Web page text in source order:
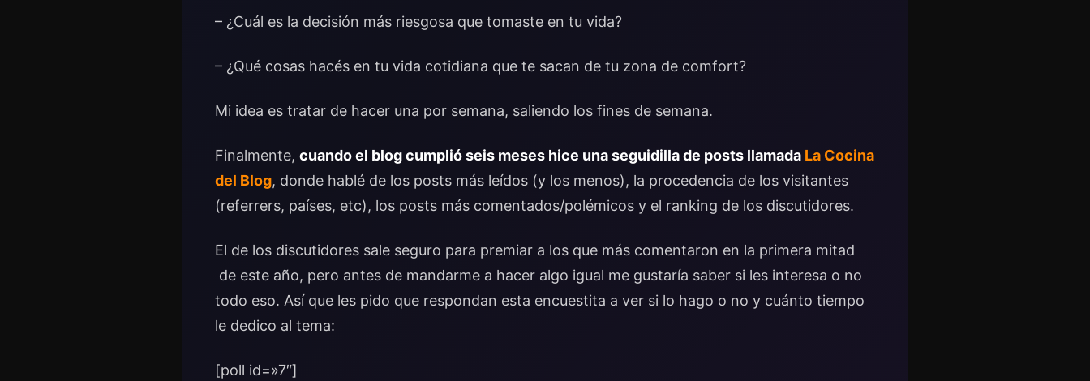
– ¿Cuál es la decisión más riesgosa que tomaste en tu vida?
– ¿Qué cosas hacés en tu vida cotidiana que te sacan de tu zona de comfort?
Mi idea es tratar de hacer una por semana, saliendo los fines de semana.
Finalmente, cuando el blog cumplió seis meses hice una seguidilla de posts llamada La Cocina
del Blog, donde hablé de los posts más leídos (y los menos), la procedencia de los visitantes
(referrers, países, etc), los posts más comentados/polémicos y el ranking de los discutidores.
El de los discutidores sale seguro para premiar a los que más comentaron en la primera mitad
de este año, pero antes de mandarme a hacer algo igual me gustaría saber si les interesa o no
todo eso. Así que les pido que respondan esta encuestita a ver si lo hago o no y cuánto tiempo
le dedico al tema:
[poll id=»7″]